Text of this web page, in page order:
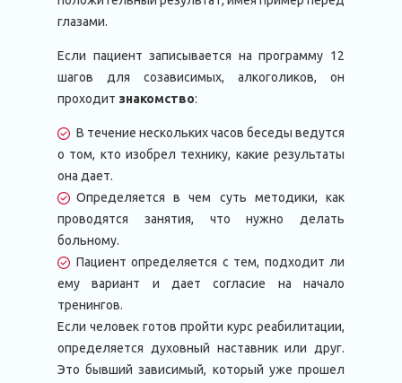
глазами.
Если пациент записывается на программу 12
шагов для созависимых, алкоголиков, он
проходит знакомство:
В течение нескольких часов беседы ведутся
о том, кто изобрел технику, какие результаты
она дает.
Определяется в чем суть методики, как
проводятся занятия, что нужно делать
больному.
Пациент определяется с тем, подходит ли
ему вариант и дает согласие на начало
тренингов.
Если человек готов пройти курс реабилитации,
определяется духовный наставник или друг.
Это бывший зависимый, который уже прошел